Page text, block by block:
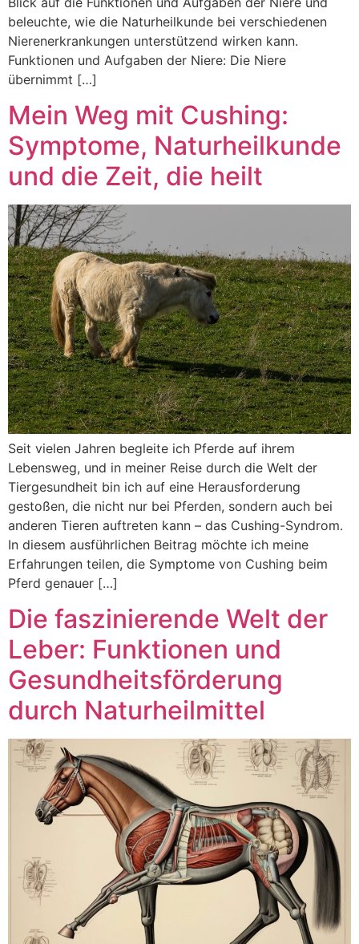
beleuchte, wie die Naturheilkunde bei verschiedenen
Nierenerkrankungen unterstützend wirken kann.
Funktionen und Aufgaben der Niere: Die Niere
übernimmt […]
Mein Weg mit Cushing:
Symptome, Naturheilkunde
und die Zeit, die heilt
Seit vielen Jahren begleite ich Pferde auf ihrem
Lebensweg, und in meiner Reise durch die Welt der
Tiergesundheit bin ich auf eine Herausforderung
gestoßen, die nicht nur bei Pferden, sondern auch bei
anderen Tieren auftreten kann – das Cushing-Syndrom.
In diesem ausführlichen Beitrag möchte ich meine
Erfahrungen teilen, die Symptome von Cushing beim
Pferd genauer […]
Die faszinierende Welt der
Leber: Funktionen und
Gesundheitsförderung
durch Naturheilmittel